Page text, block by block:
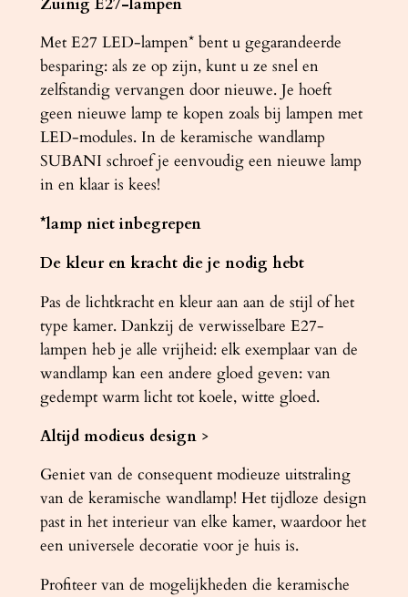
Met E27 LED-lampen* bent u gegarandeerde
besparing: als ze op zijn, kunt u ze snel en
zelfstandig vervangen door nieuwe. Je hoeft
geen nieuwe lamp te kopen zoals bij lampen met
LED-modules. In de keramische wandlamp
SUBANI schroef je eenvoudig een nieuwe lamp
in en klaar is kees!
*lamp niet inbegrepen
De kleur en kracht die je nodig hebt
Pas de lichtkracht en kleur aan aan de stijl of het
type kamer. Dankzij de verwisselbare E27-
lampen heb je alle vrijheid: elk exemplaar van de
wandlamp kan een andere gloed geven: van
gedempt warm licht tot koele, witte gloed.
Altijd modieus design>
Geniet van de consequent modieuze uitstraling
van de keramische wandlamp! Het tijdloze design
past in het interieur van elke kamer, waardoor het
een universele decoratie voor je huis is.
Profiteer van de mogelijkheden die keramische